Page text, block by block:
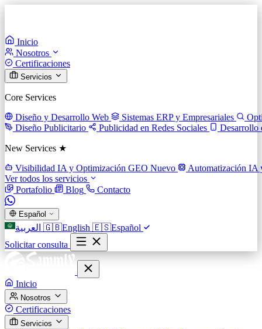
Inicio
Nosotros
Certificaciones
Servicios
Core Services
Diseño y Desarrollo Web
Sistemas ERP y Empresariales
Diseño Publicitario
Publicidad en Redes Sociales Desarrollo
New Services ★
Visibilidad IA y Optimización GEO Nuevo
Automatización IA
Ver todos los servicios
Portafolio
Blog Contacto
Español
العربية 🇬🇧English 🇪🇸Español
Solicitar consulta
Inicio
Nosotros
Certificaciones
Servicios